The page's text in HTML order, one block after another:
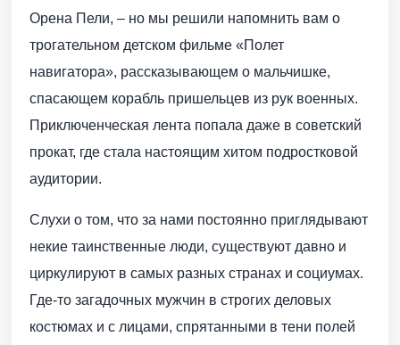
Орена Пели, – но мы решили напомнить вам о
трогательном детском фильме «Полет
навигатора», рассказывающем о мальчишке,
спасающем корабль пришельцев из рук военных.
Приключенческая лента попала даже в советский
прокат, где стала настоящим хитом подростковой
аудитории.
Слухи о том, что за нами постоянно приглядывают
некие таинственные люди, существуют давно и
циркулируют в самых разных странах и социумах.
Где-то загадочных мужчин в строгих деловых
костюмах и с лицами, спрятанными в тени полей